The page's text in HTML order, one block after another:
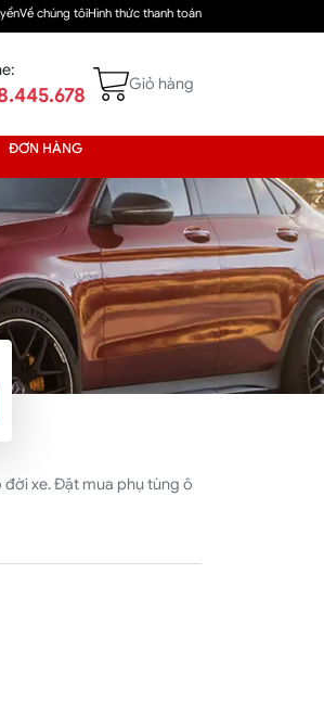
Về chúng tôiHình thức thanh toán
Giỏ hàng
ĐƠN HÀNG
đời xe. Đặt mua phụ tùng ô